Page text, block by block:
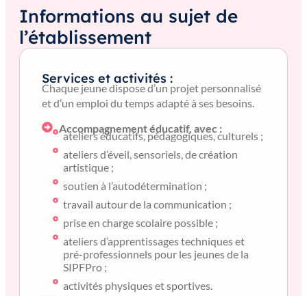
Informations au sujet de
l’établissement
Services et activités :
Chaque jeune dispose d’un projet personnalisé
et d’un emploi du temps adapté à ses besoins.
Accompagnement éducatif, avec :
ateliers éducatifs, pédagogiques, culturels ;
ateliers d’éveil, sensoriels, de création
artistique ;
soutien à l’autodétermination ;
travail autour de la communication ;
prise en charge scolaire possible ;
ateliers d’apprentissages techniques et
pré-professionnels pour les jeunes de la
SIPFPro ;
activités physiques et sportives.